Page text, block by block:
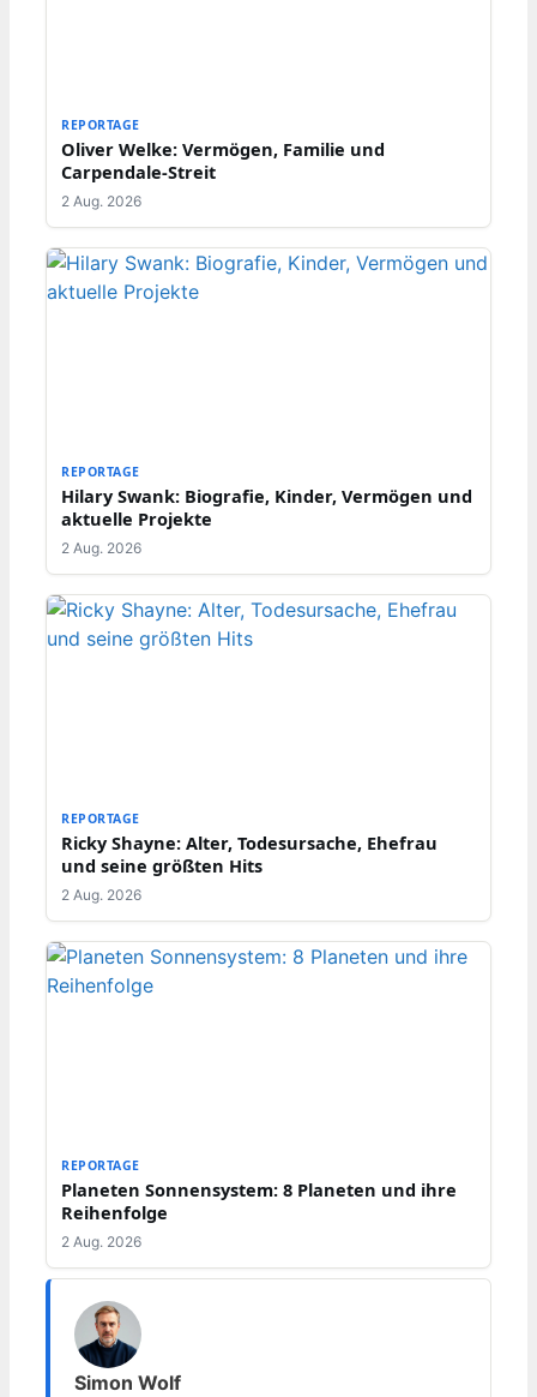
REPORTAGE
Oliver Welke: Vermögen, Familie und
Carpendale-Streit
2 Aug. 2026
REPORTAGE
Hilary Swank: Biografie, Kinder, Vermögen und
aktuelle Projekte
2 Aug. 2026
REPORTAGE
Ricky Shayne: Alter, Todesursache, Ehefrau
und seine größten Hits
2 Aug. 2026
REPORTAGE
Planeten Sonnensystem: 8 Planeten und ihre
Reihenfolge
2 Aug. 2026
Simon Wolf